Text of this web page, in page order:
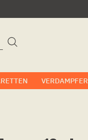
VERDAMPFER